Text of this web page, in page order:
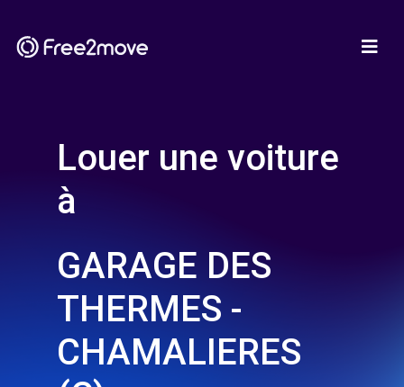
Louer une voiture
à
GARAGE DES
THERMES -
CHAMALIERES